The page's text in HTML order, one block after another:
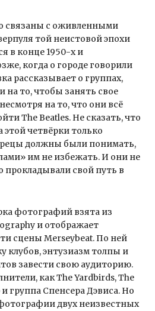
связаны с оживленными
той неистовой эпохи
в конце 1950-х и
когда о городе говорили
рассказывает о группах,
на то, чтобы занять свое
на то, что они всё
The Beatles. Не сказать, что
этой четвёрки только
должны были понимать,
им не избежать. И они не
прокладывали свой путь в
фотографий взята из
и отображает
сцены Merseybeat. По ней
клубов, энтузиазм толпы и
завести свою аудиторию.
как The Yardbirds, The
группа Спенсера Дэвиса. Но
двух неизвестных